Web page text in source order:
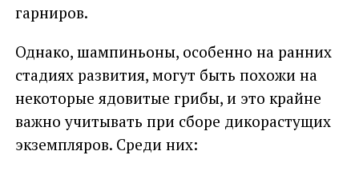
гарниров.
Однако, шампиньоны, особенно на ранних
стадиях развития, могут быть похожи на
некоторые ядовитые грибы, и это крайне
важно учитывать при сборе дикорастущих
экземпляров. Среди них: